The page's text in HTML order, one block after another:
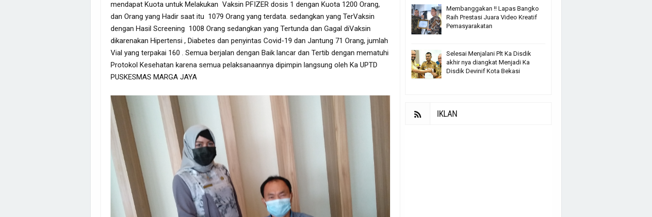
mendapat Kuota untuk Melakukan Vaksin PFIZER dosis 1 dengan Kuota 1200 Orang,
dan Orang yang Hadir saat itu 1079 Orang yang terdata. sedangkan yang TerVaksin
dengan Hasil Screening 1008 Orang sedangkan yang Tertunda dan Gagal diVaksin
dikarenakan Hipertensi , Diabetes dan penyintas Covid-19 dan Jantung 71 Orang, jumlah
Vial yang terpakai 160 . Semua berjalan dengan Baik lancar dan Tertib dengan mematuhi
Protokol Kesehatan karena semua pelaksanaannya dipimpin langsung oleh Ka UPTD
PUSKESMAS MARGA JAYA
Membanggakan !! Lapas Bangko
Raih Prestasi Juara Video Kreatif
Pemasyarakatan
Selesai Menjalani Plt Ka Disdik
akhir nya diangkat Menjadi Ka
Disdik Devinif Kota Bekasi
IKLAN